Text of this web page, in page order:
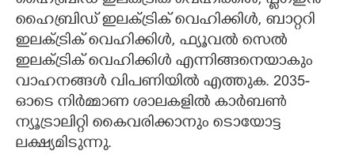
ഹൈബ്രിഡ് ഇലക്ട്രിക് വെഹിക്കിൾ, ബാറ്ററി
ഇലക്ട്രിക് വെഹിക്കിൾ, ഫ്യൂവൽ സെൽ
ഇലക്ട്രിക് വെഹിക്കിൾ എന്നിങ്ങനെയാകും
വാഹനങ്ങൾ വിപണിയിൽ എത്തുക. 2035-
ഓടെ നിർമ്മാണ ശാലകളിൽ കാർബൺ
ന്യൂട്രാലിറ്റി കൈവരിക്കാനും ടൊയോട്ട
ലക്ഷ്യമിടുന്നു.